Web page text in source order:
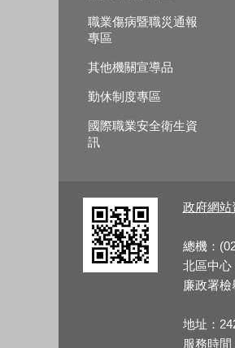
職業傷病暨職災通報
專區
其他機關宣導品
勤休制度專區
國際職業安全衛生資
訊
政府網站
總機：
北區中
廉政署
地址：
服務時